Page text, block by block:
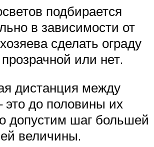
подбирается
в зависимости от
сделать ограду
или нет.
дистанция между
это до половины их
допустим шаг большей
величины.